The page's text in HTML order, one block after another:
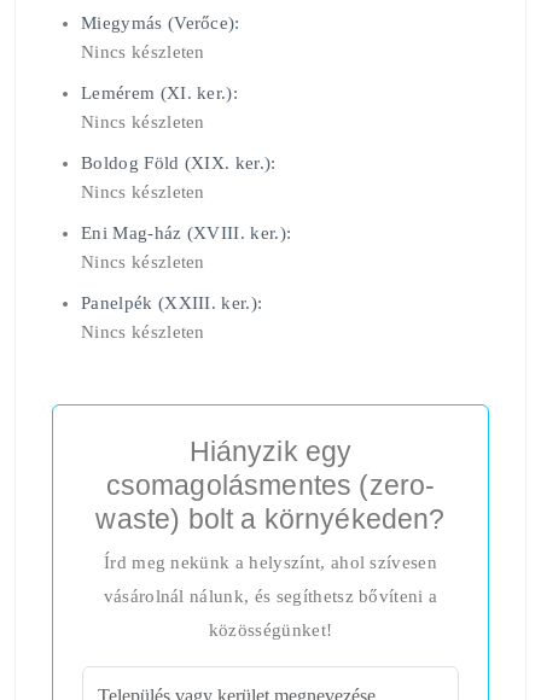
Miegymás (Verőce):
Nincs készleten
Lemérem (XI. ker.):
Nincs készleten
Boldog Föld (XIX. ker.):
Nincs készleten
Eni Mag-ház (XVIII. ker.):
Nincs készleten
Panelpék (XXIII. ker.):
Nincs készleten
Hiányzik egy
csomagolásmentes (zero-
waste) bolt a környékeden?
Írd meg nekünk a helyszínt, ahol szívesen
vásárolnál nálunk, és segíthetsz bővíteni a
közösségünket!